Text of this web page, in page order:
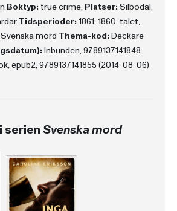
Boktyp: true crime, Platser: Silbodal,
Tidsperioder: 1861, 1860-talet,
Svenska mord Thema-kod: Deckare
Inbunden, 9789137141848
epub2, 9789137141855 (2014-08-06)
serienSvenska mord